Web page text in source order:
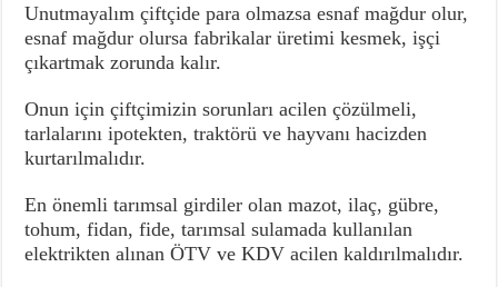
Unutmayalım çiftçide para olmazsa esnaf mağdur olur,
esnaf mağdur olursa fabrikalar üretimi kesmek, işçi
çıkartmak zorunda kalır.
Onun için çiftçimizin sorunları acilen çözülmeli,
tarlalarını ipotekten, traktörü ve hayvanı hacizden
kurtarılmalıdır.
En önemli tarımsal girdiler olan mazot, ilaç, gübre,
tohum, fidan, fide, tarımsal sulamada kullanılan
elektrikten alınan ÖTV ve KDV acilen kaldırılmalıdır.